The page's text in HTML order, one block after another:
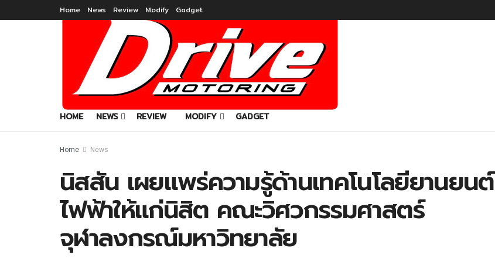
Home News Review Modify Gadget
HOME NEWS REVIEW MODIFY GADGET
Home News
นิสสัน เผยแพร่ความรู้ด้านเทคโนโลยียานยนต์
ไฟฟ้าให้แก่นิสิต คณะวิศวกรรมศาสตร์
จุฬาลงกรณ์มหาวิทยาลัย